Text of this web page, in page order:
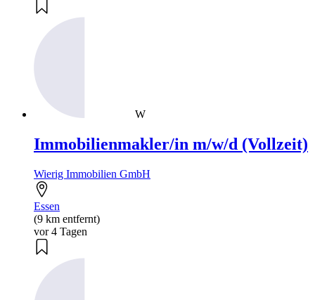
W
Immobilienmakler/in m/w/d (Vollzeit)
Wierig Immobilien GmbH
Essen
(9 km entfernt)
vor 4 Tagen